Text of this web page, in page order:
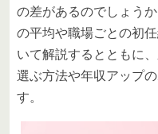
の差があるのでしょう
の平均や職場ごとの初
いて解説するとともに
選ぶ方法や年収アップ
す。